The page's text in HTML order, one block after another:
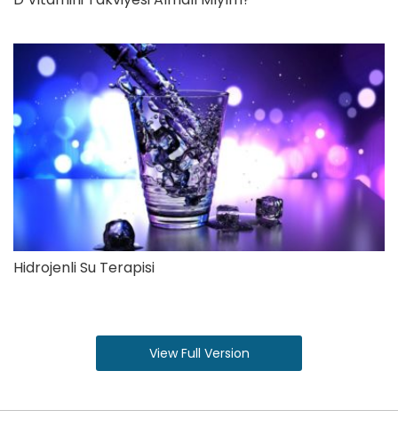
Hidrojenli Su Terapisi
View Full Version